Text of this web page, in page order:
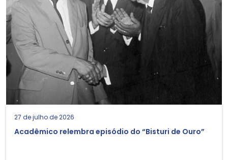
27 de julho de 2026
Acadêmico relembra episódio do “Bisturi de Ouro”